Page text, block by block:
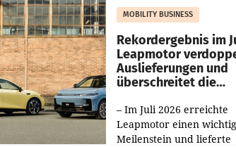
Die beiden Standorte
Haag sowie im rund
MOBILITY BUSINESS
Rekordergebnis im
Leapmotor
Auslieferungen und
überschreitet die
– Im Juli 2026 erreichte
Leapmotor einen
Meilenstein und lieferte